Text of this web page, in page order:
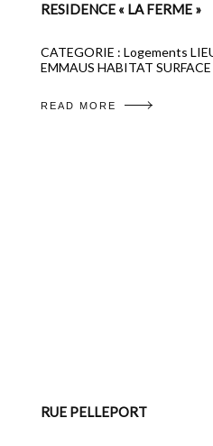
RESIDENCE « LA FERME »
CATEGORIE : Logements
EMMAUS HABITAT
READ MORE
RUE PELLEPORT